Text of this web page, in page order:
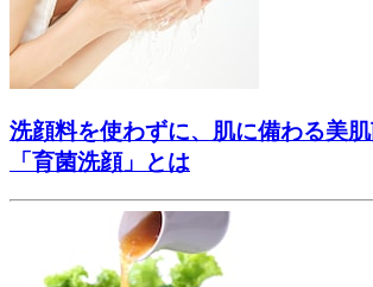
洗顔料を使わずに、肌に備わる美
「育菌洗顔」とは